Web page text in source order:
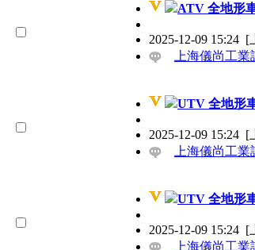
ATV 全地形
2025-12-09 15:24 [
上海儀尚工
UTV 全地形
2025-12-09 15:24 [
上海儀尚工
UTV 全地形
2025-12-09 15:24 [
上海儀尚工